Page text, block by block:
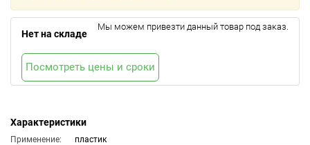
Характеристики
Применение:
пластик
Нет на складе
Мы можем привезти данный товар под заказ.
Посмотреть цены и сроки